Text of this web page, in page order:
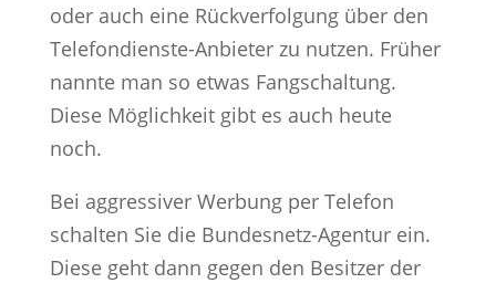
oder auch eine Rückverfolgung über den
Telefondienste-Anbieter zu nutzen. Früher
nannte man so etwas Fangschaltung.
Diese Möglichkeit gibt es auch heute
noch.
Bei aggressiver Werbung per Telefon
schalten Sie die Bundesnetz-Agentur ein.
Diese geht dann gegen den Besitzer der